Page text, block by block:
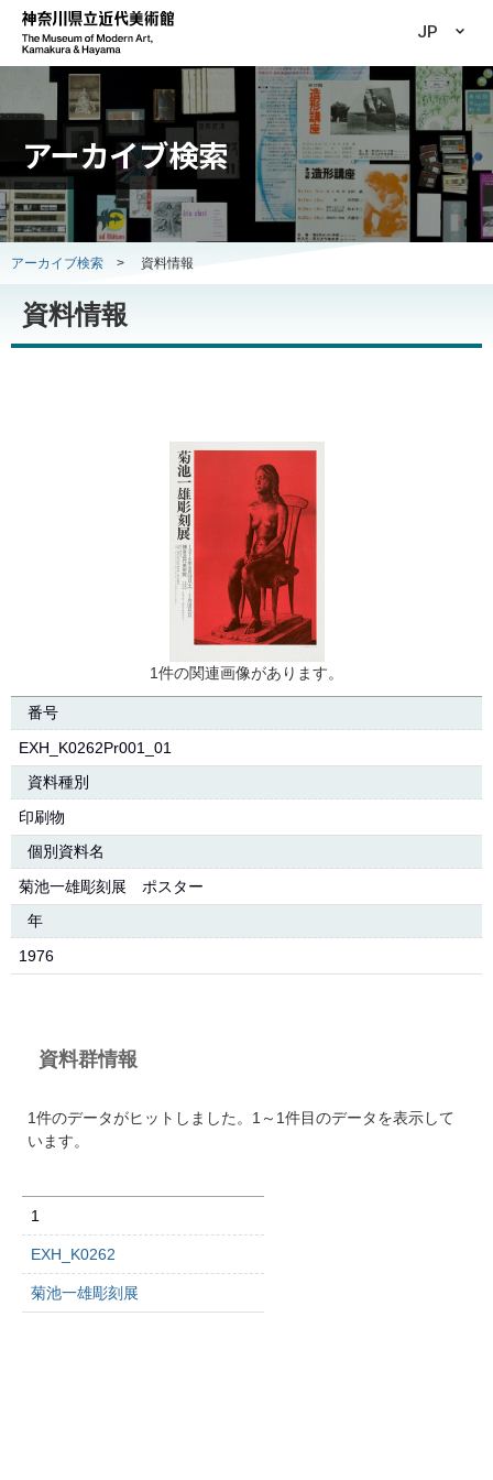
JP
アーカイブ検索
アーカイブ検索 > 資料情報
資料情報
1件の関連画像があります。
番号
EXH_K0262Pr001_01
資料種別
印刷物
個別資料名
菊池一雄彫刻展 ポスター
年
1976
資料群情報
1件のデータがヒットしました。1～1件目のデータを表示して
います。
1
EXH_K0262
菊池一雄彫刻展